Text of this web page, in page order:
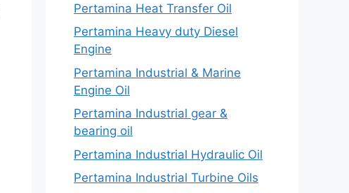
Pertamina Heat Transfer Oil
Pertamina Heavy duty Diesel
Engine
Pertamina Industrial & Marine
Engine Oil
Pertamina Industrial gear &
bearing oil
Pertamina Industrial Hydraulic Oil
Pertamina Industrial Turbine Oils